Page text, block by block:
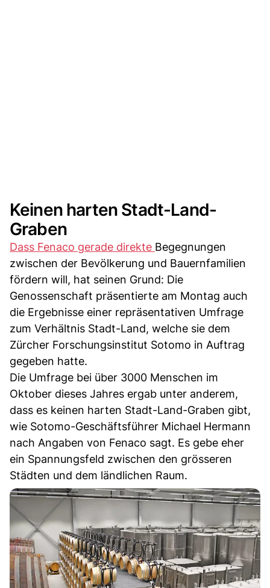
Keinen harten Stadt-Land-
Graben
Dass Fenaco gerade direkte Begegnungen
zwischen der Bevölkerung und Bauernfamilien
fördern will, hat seinen Grund: Die
Genossenschaft präsentierte am Montag auch
die Ergebnisse einer repräsentativen Umfrage
zum Verhältnis Stadt-Land, welche sie dem
Zürcher Forschungsinstitut Sotomo in Auftrag
gegeben hatte.
Die Umfrage bei über 3000 Menschen im
Oktober dieses Jahres ergab unter anderem,
dass es keinen harten Stadt-Land-Graben gibt,
wie Sotomo-Geschäftsführer Michael Hermann
nach Angaben von Fenaco sagt. Es gebe eher
ein Spannungsfeld zwischen den grösseren
Städten und dem ländlichen Raum.